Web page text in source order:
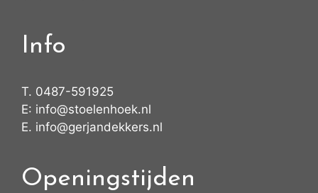
Info
T. 0487-591925
E: info@stoelenhoek.nl
E. info@gerjandekkers.nl
Openingstijden